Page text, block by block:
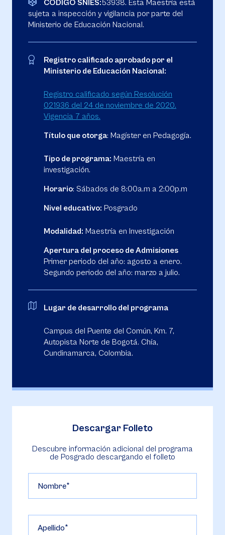
CÓDIGO SNIES:53938. Esta Maestría está
sujeta a inspección y vigilancia por parte del
Ministerio de Educación Nacional.
Registro calificado aprobado por el
Ministerio de Educación Nacional:
Registro calificado según Resolución
021936 del 24 de noviembre de 2020.
Vigencia 7 años.
Título que otorga: Magíster en Pedagogía.
Tipo de programa: Maestría en
investigación.
Horario: Sábados de 8:00a.m a 2:00p.m
Nivel educativo: Posgrado
Modalidad: Maestría en Investigación
Apertura del proceso de Admisiones
Primer periodo del año: agosto a enero.
Segundo periodo del año: marzo a julio.
Lugar de desarrollo del programa
Campus del Puente del Común, Km. 7,
Autopista Norte de Bogotá. Chía,
Cundinamarca, Colombia.
Descargar Folleto
Descubre información adicional del programa
de Posgrado descargando el folleto
Nombre
Apellido